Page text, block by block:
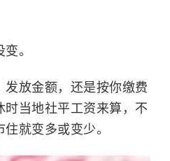
。
放金额，还是按你缴费
当地社平工资来算，不
就变多或变少。